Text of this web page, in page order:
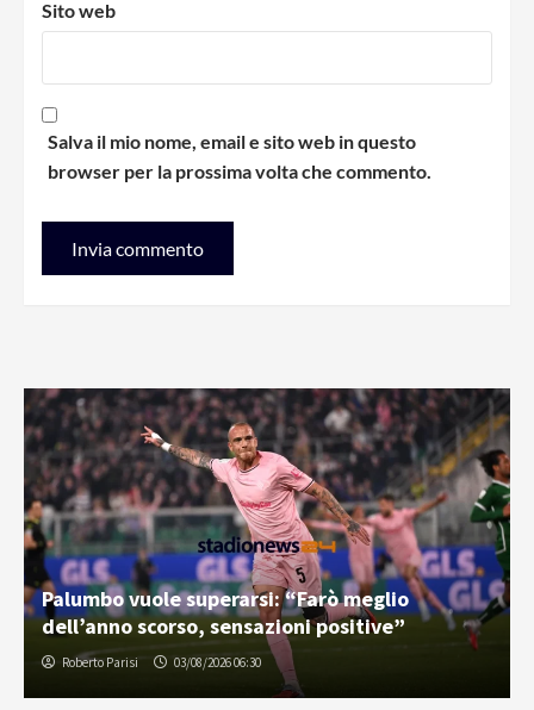
Sito web
Salva il mio nome, email e sito web in questo
browser per la prossima volta che commento.
Palumbo vuole superarsi: “Farò meglio
dell’anno scorso, sensazioni positive”
Roberto Parisi 03/08/2026 06:30